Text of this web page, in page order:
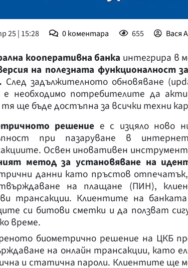
25 | 15:28 0коментара 655 Вася
кооперативна банка интегрира в
на полезната функционалност
След задължителното обновяване
е необходимо потребителите да
ще бъде достъпна за всички техни
решение е с изцяло ново
при пазаруване в
Освен иновативен
метод за установяване на
данни като пръстов
на плащане (ПИН),
трансакции. Клиентите на
си битови сметки и да ползват
време.
биометрично решение на ЦКБ
на онлайн трансакции, като
и статична пароли. Клиентите ще